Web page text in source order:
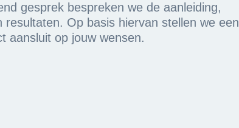
gesprek bespreken we de aanleiding,
resultaten. Op basis hiervan stellen we een
aansluit op jouw wensen.